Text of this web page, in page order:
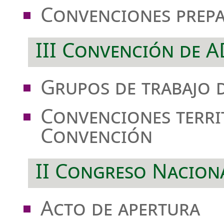
Convenciones
III Convención de
Grupos de trabajo
Convenciones
Convención
II Congreso
Acto de apertura